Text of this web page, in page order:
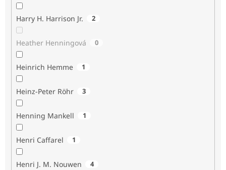
Harry H. Harrison Jr. 2
Heather Henningová 0
Heinrich Hemme 1
Heinz-Peter Röhr 3
Henning Mankell 1
Henri Caffarel 1
Henri J. M. Nouwen 4